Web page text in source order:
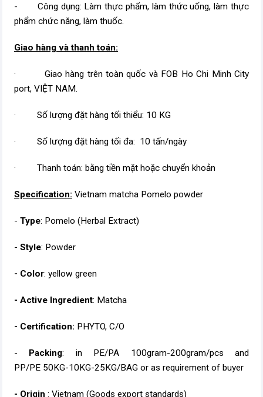
- Công dụng: Làm thực phẩm, làm thức uống, làm thực
phẩm chức năng, làm thuốc.
Giao hàng và thanh toán:
· Giao hàng trên toàn quốc và FOB Ho Chi Minh City
port, VIỆT NAM.
· Số lượng đặt hàng tối thiểu: 10 KG
· Số lượng đặt hàng tối đa: 10 tấn/ngày
· Thanh toán: bằng tiền mặt hoặc chuyển khoản
Specification: Vietnam matcha Pomelo powder
- Type: Pomelo (Herbal Extract)
- Style: Powder
- Color: yellow green
- Active Ingredient: Matcha
- Certification: PHYTO, C/O
- Packing: in PE/PA 100gram-200gram/pcs and
PP/PE 50KG-10KG-25KG/BAG or as requirement of buyer
- Origin : Vietnam (Goods export standards)